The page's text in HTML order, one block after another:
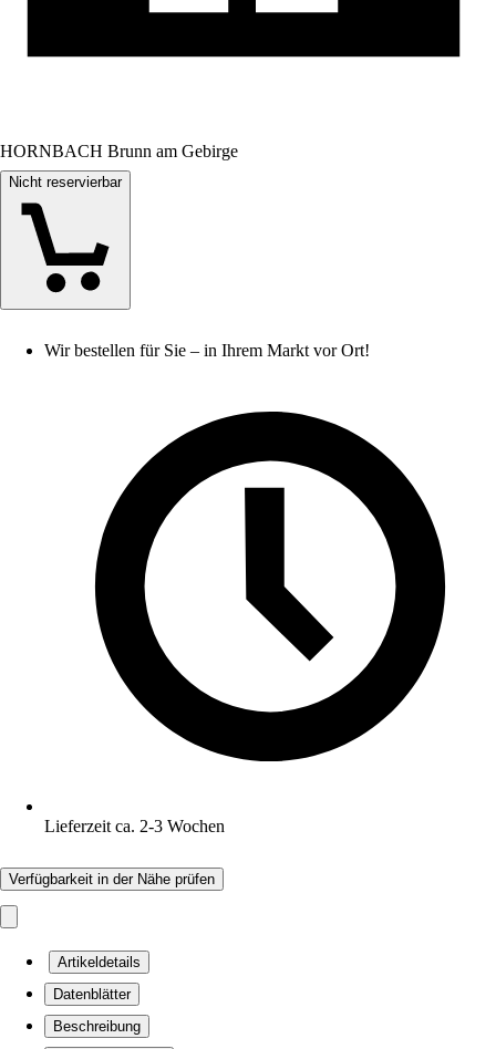
HORNBACH Brunn am Gebirge
Nicht reservierbar
Wir bestellen für Sie – in Ihrem Markt vor Ort!
Lieferzeit ca. 2-3 Wochen
Verfügbarkeit in der Nähe prüfen
Artikeldetails
Datenblätter
Beschreibung